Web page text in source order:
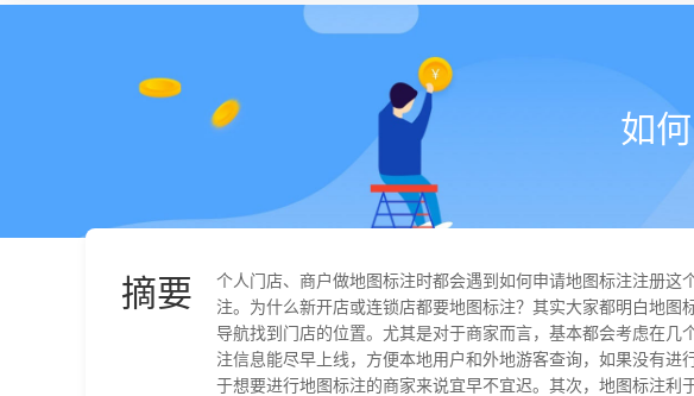
如
摘要
个人门店、商户做地图标注时都会遇到如何申请地图标注注册
注。为什么新开店或连锁店都要地图标注？其实大家都明白地
导航找到门店的位置。尤其是对于商家而言，基本都会考虑在
注信息能尽早上线，方便本地用户和外地游客查询，如果没有
于想要进行地图标注的商家来说宜早不宜迟。其次，地图标注